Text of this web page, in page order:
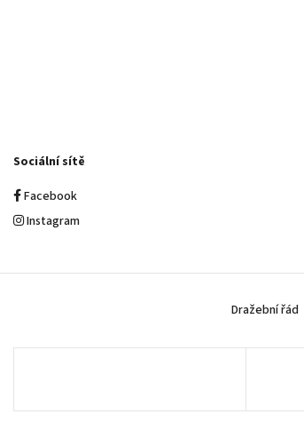
Sociální sítě
Facebook
Instagram
Dražební řád